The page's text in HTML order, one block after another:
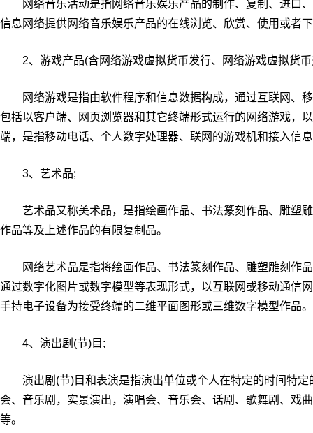
网络音乐活动是指网络音乐娱乐产品的制作、复制、进口
信息网络提供网络音乐娱乐产品的在线浏览、欣赏、使用或者
2、游戏产品(含网络游戏虚拟货币发行、网络游戏虚拟货币
网络游戏是指由软件程序和信息数据构成，通过互联网、
包括以客户端、网页浏览器和其它终端形式运行的网络游戏，
端，是指移动电话、个人数字处理器、联网的游戏机和接入信
3、艺术品;
艺术品又称美术品，是指绘画作品、书法篆刻作品、雕塑
作品等及上述作品的有限复制品。
网络艺术品是指将绘画作品、书法篆刻作品、雕塑雕刻作
通过数字化图片或数字模型等表现形式，以互联网或移动通信
手持电子设备为接受终端的二维平面图形或三维数字模型作品。
4、演出剧(节)目;
演出剧(节)目和表演是指演出单位或个人在特定的时间特定
会、音乐剧，实景演出，演唱会、音乐会、话剧、歌舞剧、戏
等。